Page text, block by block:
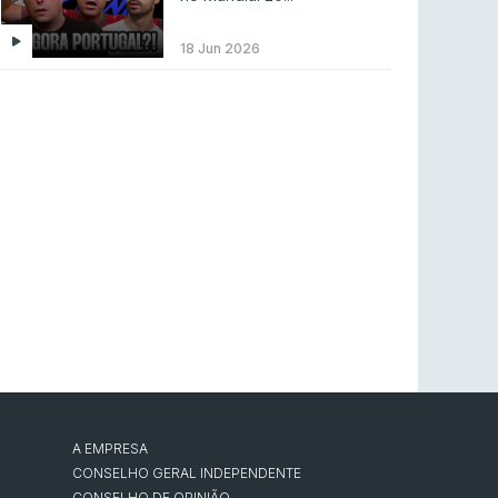
MOUZ surpreende Spirit para vencer BLAST
Bounty
COUNTER-STRIKE 18 jul 2026
18 Jun 2026
A EMPRESA
CONSELHO GERAL INDEPENDENTE